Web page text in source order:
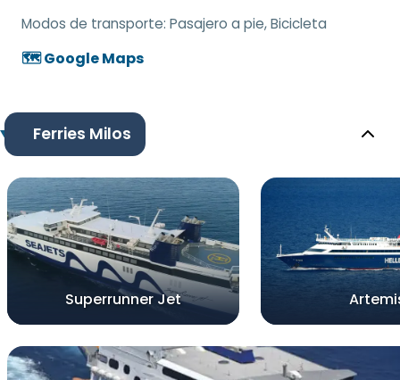
Modos de transporte: Pasajero a pie, Bicicleta
🗺️ Google Maps
Ferries Milos
Superrunner Jet